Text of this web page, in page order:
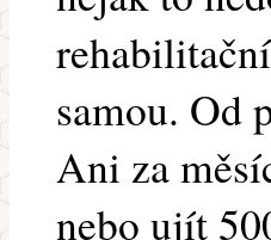
samou. Od
Ani za
nebo ujít